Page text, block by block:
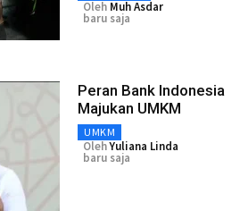
Oleh Muh Asdar
baru saja
Peran Bank Indonesia
Majukan UMKM
UMKM
OlehYuliana Linda
baru saja